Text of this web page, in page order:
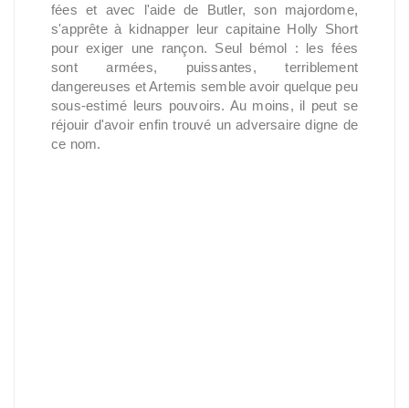
fées et avec l'aide de Butler, son majordome,
s'apprête à kidnapper leur capitaine Holly Short
pour exiger une rançon. Seul bémol : les fées
sont armées, puissantes, terriblement
dangereuses et Artemis semble avoir quelque peu
sous-estimé leurs pouvoirs. Au moins, il peut se
réjouir d'avoir enfin trouvé un adversaire digne de
ce nom.